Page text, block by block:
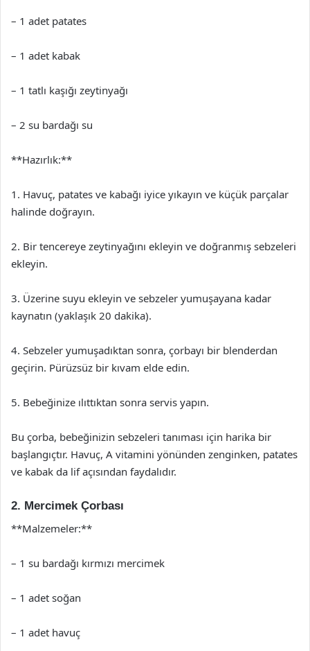
– 1 adet patates
– 1 adet kabak
– 1 tatlı kaşığı zeytinyağı
– 2 su bardağı su
**Hazırlık:**
1. Havuç, patates ve kabağı iyice yıkayın ve küçük parçalar
halinde doğrayın.
2. Bir tencereye zeytinyağını ekleyin ve doğranmış sebzeleri
ekleyin.
3. Üzerine suyu ekleyin ve sebzeler yumuşayana kadar
kaynatın (yaklaşık 20 dakika).
4. Sebzeler yumuşadıktan sonra, çorbayı bir blenderdan
geçirin. Pürüzsüz bir kıvam elde edin.
5. Bebeğinize ılıttıktan sonra servis yapın.
Bu çorba, bebeğinizin sebzeleri tanıması için harika bir
başlangıçtır. Havuç, A vitamini yönünden zenginken, patates
ve kabak da lif açısından faydalıdır.
2. Mercimek Çorbası
**Malzemeler:**
– 1 su bardağı kırmızı mercimek
– 1 adet soğan
– 1 adet havuç